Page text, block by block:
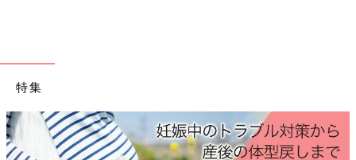
19:50
硬膜外麻酔追加投与
21:30
特集